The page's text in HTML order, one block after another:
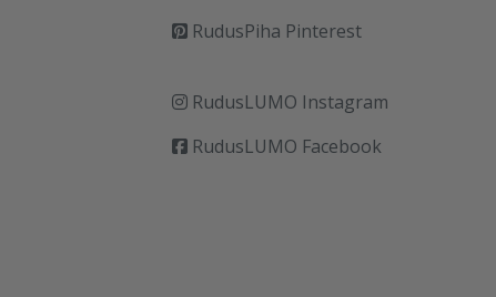
RudusPiha Pinterest
RudusLUMO Instagram
RudusLUMO Facebook